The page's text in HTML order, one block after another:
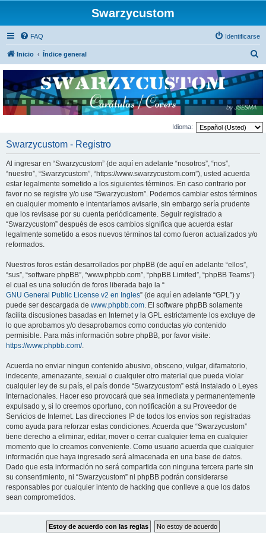
Swarzycustom
FAQ Identificarse
Inicio Índice general
c
r
Idioma:
Swarzycustom - Registro
Al ingresar en “Swarzycustom” (de aquí en adelante “nosotros”, “nos”,
“nuestro”, “Swarzycustom”, “https://www.swarzycustom.com”), usted acuerda
estar legalmente sometido a los siguientes términos. En caso contrario por
favor no se registre y/o use “Swarzycustom”. Podemos cambiar estos términos
en cualquier momento e intentaríamos avisarle, sin embargo sería prudente
que los revisase por su cuenta periódicamente. Seguir registrado a
“Swarzycustom” después de esos cambios significa que acuerda estar
legalmente sometido a esos nuevos términos tal como fueron actualizados y/o
reformados.
Nuestros foros están desarrollados por phpBB (de aquí en adelante “ellos”,
“sus”, “software phpBB”, “www.phpbb.com”, “phpBB Limited”, “phpBB Teams”)
el cual es una solución de foros liberada bajo la “
GNU General Public License v2 en Ingles” (de aquí en adelante “GPL”) y
puede ser descargada de www.phpbb.com. El software phpBB solamente
facilita discusiones basadas en Internet y la GPL estrictamente los excluye de
lo que aprobamos y/o desaprobamos como conductas y/o contenido
permisible. Para más información sobre phpBB, por favor visite:
https://www.phpbb.com/.
Acuerda no enviar ningun contenido abusivo, obsceno, vulgar, difamatorio,
indecente, amenazante, sexual o cualquier otro material que pueda violar
cualquier ley de su país, el país donde “Swarzycustom” está instalado o Leyes
Internacionales. Hacer eso provocará que sea inmediata y permanentemente
expulsado y, si lo creemos oportuno, con notificación a su Proveedor de
Servicios de Internet. Las direcciones IP de todos los envíos son registradas
como ayuda para reforzar estas condiciones. Acuerda que “Swarzycustom”
tiene derecho a eliminar, editar, mover o cerrar cualquier tema en cualquier
momento que lo creamos conveniente. Como usuario acuerda que cualquier
información que haya ingresado será almacenada en una base de datos.
Dado que esta información no será compartida con ninguna tercera parte sin
su consentimiento, ni “Swarzycustom” ni phpBB podrán considerarse
responsables por cualquier intento de hacking que conlleve a que los datos
sean comprometidos.